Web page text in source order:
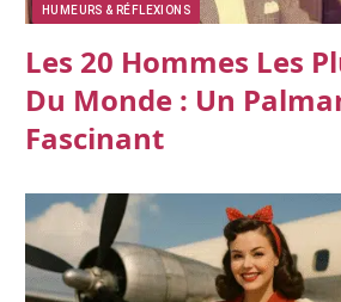
HUMEURS & RÉFLEXIONS
Les 20 Hommes Les
Du Monde : Un
Fascinant